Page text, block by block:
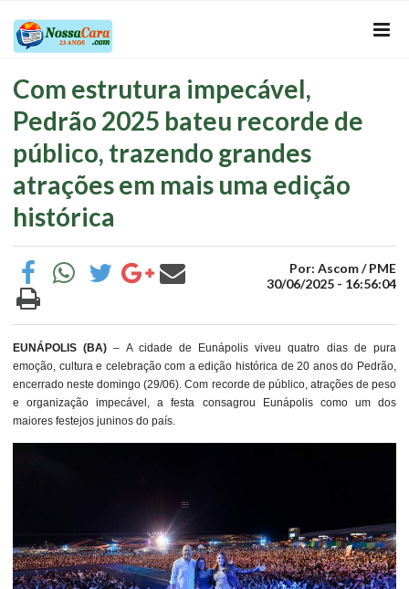
Com estrutura impecável,
Pedrão 2025 bateu recorde de
público, trazendo grandes
atrações em mais uma edição
histórica
Por: Ascom / PME
30/06/2025 - 16:56:04
EUNÁPOLIS (BA) – A cidade de Eunápolis viveu quatro dias de pura
emoção, cultura e celebração com a edição histórica de 20 anos do Pedrão,
encerrado neste domingo (29/06). Com recorde de público, atrações de peso
e organização impecável, a festa consagrou Eunápolis como um dos
maiores festejos juninos do país.